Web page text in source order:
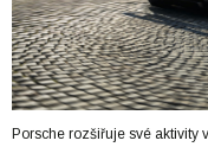
Porsche rozšiřuje své aktivity